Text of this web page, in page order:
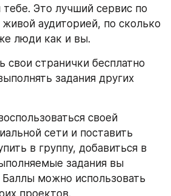
Это лучший сервис по
аудиторией, по сколько
люди как и вы.
свои странички бесплатно
задания других
своей
сети и поставить
в группу, добавиться в
задания вы
Баллы можно использовать
проектов.